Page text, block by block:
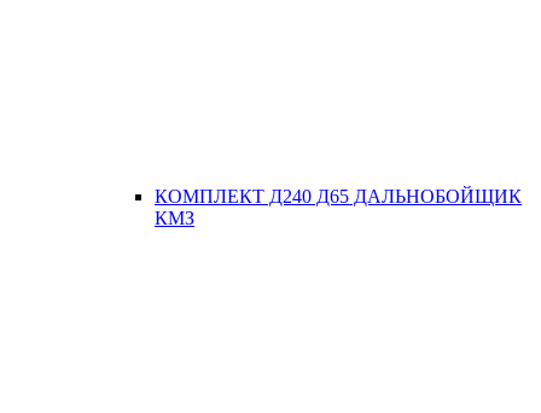
КОМПЛЕКТ Д240 Д65 ДАЛЬНОБОЙЩИК
КМЗ